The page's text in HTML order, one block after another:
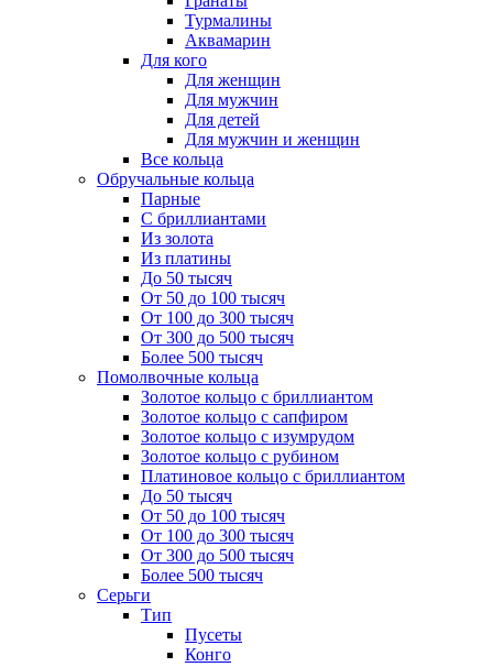
Турмалины
Аквамарин
Для кого
Для женщин
Для мужчин
Для детей
Для мужчин и женщин
Все кольца
Обручальные кольца
Парные
С бриллиантами
Из золота
Из платины
До 50 тысяч
От 50 до 100 тысяч
От 100 до 300 тысяч
От 300 до 500 тысяч
Более 500 тысяч
Помолвочные кольца
Золотое кольцо с бриллиантом
Золотое кольцо с сапфиром
Золотое кольцо с изумрудом
Золотое кольцо с рубином
Платиновое кольцо с бриллиантом
До 50 тысяч
От 50 до 100 тысяч
От 100 до 300 тысяч
От 300 до 500 тысяч
Более 500 тысяч
Серьги
Тип
Пусеты
Конго